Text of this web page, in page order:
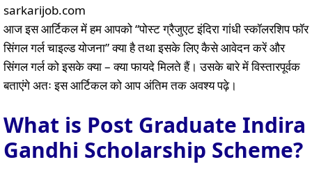
आज इस आर्टिकल में हम आपको “पोस्ट ग्रैजुएट इंदिरा गांधी स्कॉलरशिप फॉर
सिंगल गर्ल चाइल्ड योजना” क्या है तथा इसके लिए कैसे आवेदन करें और
सिंगल गर्ल को इसके क्या – क्या फायदे मिलते हैं। उसके बारे में विस्तारपूर्वक
बताएंगे अतः इस आर्टिकल को आप अंतिम तक अवश्य पढ़े।
What is Post Graduate Indira
Gandhi Scholarship Scheme?